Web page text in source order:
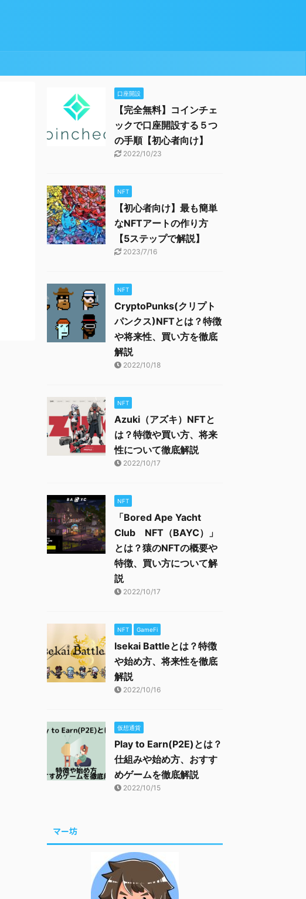
口座開設
【完全無料】コインチェ
ックで口座開設する５つ
の手順【初心者向け】
2022/10/23
NFT
【初心者向け】最も簡単
なNFTアートの作り方
【5ステップで解説】
2023/7/16
NFT
CryptoPunks(クリプト
パンクス)NFTとは？特徴
や将来性、買い方を徹底
解説
2022/10/18
NFT
Azuki（アズキ）NFTと
は？特徴や買い方、将来
性について徹底解説
2022/10/17
NFT
「Bored Ape Yacht
Club NFT（BAYC）」
とは？猿のNFTの概要や
特徴、買い方について解
説
2022/10/17
NFT GameFi
Isekai Battleとは？特徴
や始め方、将来性を徹底
解説
2022/10/16
仮想通貨
Play to Earn(P2E)とは？
仕組みや始め方、おすす
めゲームを徹底解説
2022/10/15
マー坊